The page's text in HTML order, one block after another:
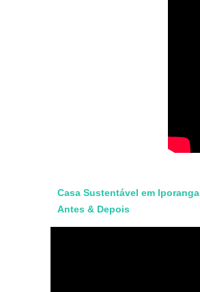
Casa Sustentável em
Antes & Depois